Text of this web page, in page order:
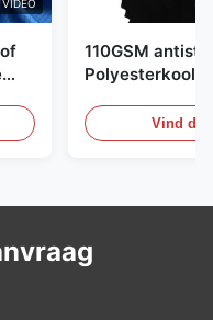
VIDEO
110GSM
Vind de